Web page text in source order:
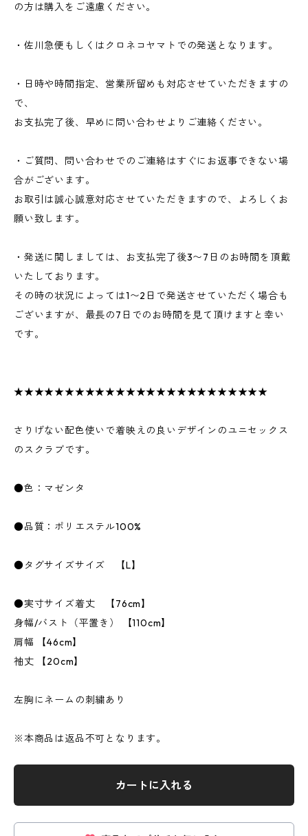
の方は購入をご遠慮ください。
・佐川急便もしくはクロネコヤマトでの発送となります。
・日時や時間指定、営業所留めも対応させていただきますの
で、
お支払完了後、早めに問い合わせよりご連絡ください。
・ご質問、問い合わせでのご連絡はすぐにお返事できない場
合がございます。
お取引は誠心誠意対応させていただきますので、よろしくお
願い致します。
・発送に関しましては、お支払完了後3〜7日のお時間を頂戴
いたしております。
その時の状況によっては1〜2日で発送させていただく場合も
ございますが、最長の7日でのお時間を見て頂けますと幸い
です。
★★★★★★★★★★★★★★★★★★★★★★★★★
さりげない配色使いで着映えの良いデザインのユニセックス
のスクラブです。
●色：マゼンタ
●品質：ポリエステル100%
●タグサイズサイズ 【L】
●実寸サイズ着丈 【76cm】
身幅/バスト（平置き） 【110cm】
肩幅 【46cm】
袖丈 【20cm】
左胸にネームの刺繍あり
※本商品は返品不可となります。
カートに入れる